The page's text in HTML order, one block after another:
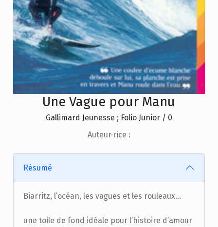
Une Vague pour Manu
Gallimard Jeunesse ; Folio Junior / 0
Auteur·rice :
Résumé
Biarritz, l’océan, les vagues et les rouleaux...
une toile de fond idéale pour l’histoire d’amour